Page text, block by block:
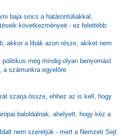
baja sincs a határontúliakkal,
következményeit - ez felettébb
akkor a libák azon része, akiket nem
még mindig olyan benyomást
a számunkra egyelőre
szarja össze, ehhez az is kell, hogy
baloldalnak, ahelyett, hogy kéz a
nem szeretjük - mert a Nemzeti Sejt